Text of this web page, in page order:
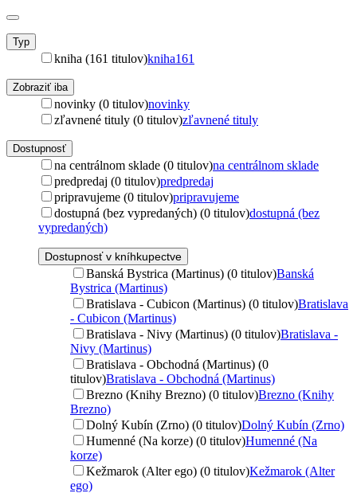
Typ
kniha (161 titulov)kniha161
Zobraziť iba
novinky (0 titulov)novinky
zľavnené tituly (0 titulov)zľavnené tituly
Dostupnosť
na centrálnom sklade (0 titulov)na centrálnom sklade
predpredaj (0 titulov)predpredaj
pripravujeme (0 titulov)pripravujeme
dostupná (bez vypredaných) (0 titulov)dostupná (bez
vypredaných)
Dostupnosť v kníhkupectve
Banská Bystrica (Martinus) (0 titulov)Banská
Bystrica (Martinus)
Bratislava - Cubicon (Martinus) (0 titulov)Bratislava
- Cubicon (Martinus)
Bratislava - Nivy (Martinus) (0 titulov)Bratislava -
Nivy (Martinus)
Bratislava - Obchodná (Martinus) (0
titulov)Bratislava - Obchodná (Martinus)
Brezno (Knihy Brezno) (0 titulov)Brezno (Knihy
Brezno)
Dolný Kubín (Zrno) (0 titulov)Dolný Kubín (Zrno)
Humenné (Na korze) (0 titulov)Humenné (Na
korze)
Kežmarok (Alter ego) (0 titulov)Kežmarok (Alter
ego)